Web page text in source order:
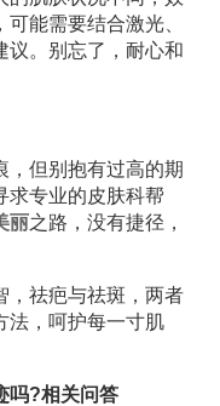
能需要结合激光、
议。别忘了，耐心和
，但别抱有过高的期
求专业的皮肤科帮
丽之路，没有捷径，
，祛疤与祛斑，两者
法，呵护每一寸肌
吗?相关问答